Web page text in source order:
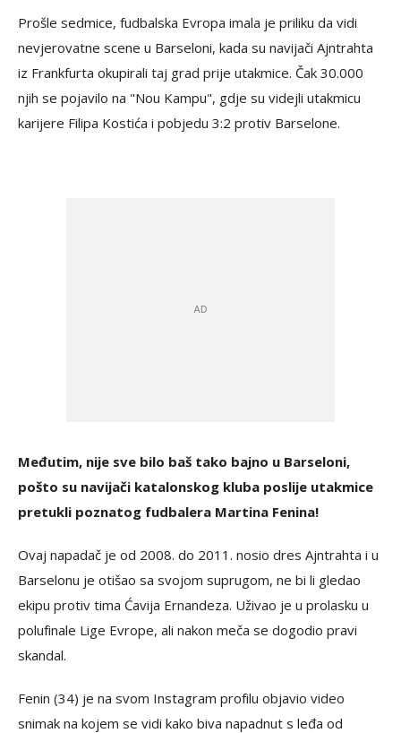
Prošle sedmice, fudbalska Evropa imala je priliku da vidi
nevjerovatne scene u Barseloni, kada su navijači Ajntrahta
iz Frankfurta okupirali taj grad prije utakmice. Čak 30.000
njih se pojavilo na "Nou Kampu", gdje su videjli utakmicu
karijere Filipa Kostića i pobjedu 3:2 protiv Barselone.
Međutim, nije sve bilo baš tako bajno u Barseloni,
pošto su navijači katalonskog kluba poslije utakmice
pretukli poznatog fudbalera Martina Fenina!
Ovaj napadač je od 2008. do 2011. nosio dres Ajntrahta i u
Barselonu je otišao sa svojom suprugom, ne bi li gledao
ekipu protiv tima Ćavija Ernandeza. Uživao je u prolasku u
polufinale Lige Evrope, ali nakon meča se dogodio pravi
skandal.
Fenin (34) je na svom Instagram profilu objavio video
snimak na kojem se vidi kako biva napadnut s leđa od